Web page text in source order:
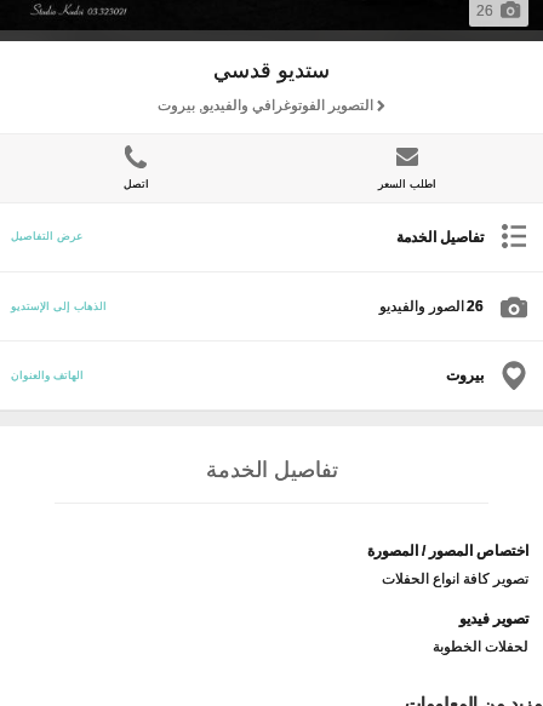
26
ستديو قدسي
التصوير الفوتوغرافي والفيديو, بيروت
اطلب السعر اتصل
تفاصيل الخدمة عرض التفاصيل
26 الصور والفيديو الذهاب إلى الإستديو
بيروت الهاتف والعنوان
تفاصيل الخدمة
اختصاص المصور / المصورة
تصوير كافة انواع الحفلات
تصوير فيديو
لحفلات الخطوبة